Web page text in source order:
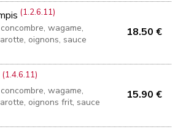
(1.2.6.11)
wagame,
oignons, sauce
18.50 €
(1.4.6.11)
wagame,
oignons frit, sauce
15.90 €